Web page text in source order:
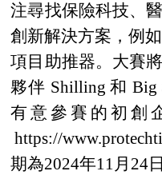
注尋找保險科技、
創新解決方案，例
項目助推器。大賽
夥伴 Shilling 和 Big
有意參賽的初創
https://
期為2024年11月24日